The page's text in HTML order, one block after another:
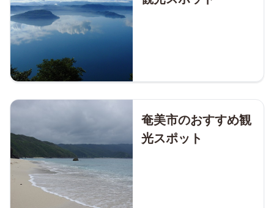
奄美市のおすすめ観
光スポット